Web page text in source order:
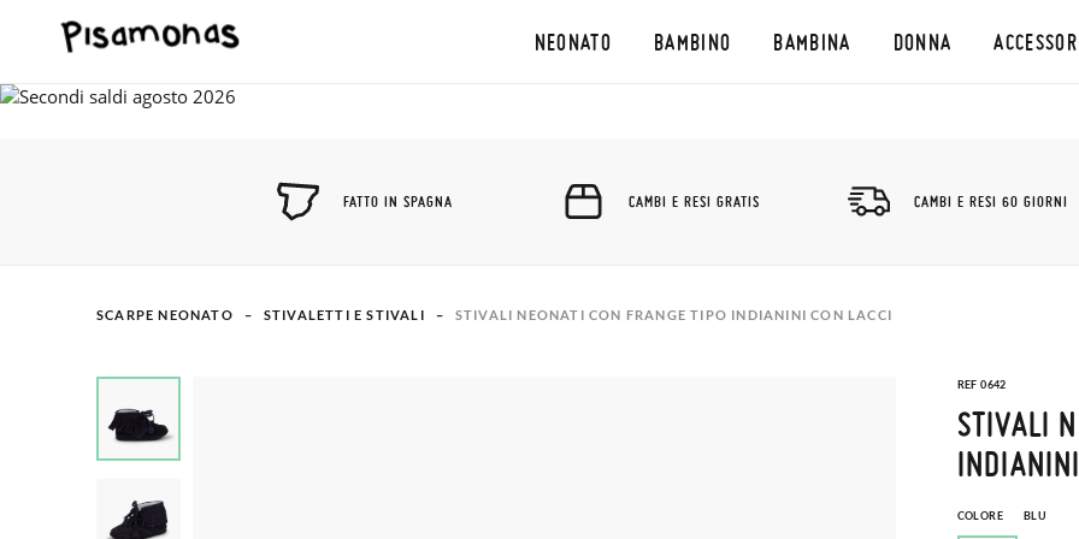
NEONATO BAMBINO BAMBINA DONNA
FATTO IN SPAGNA CAMBI E RESI GRATIS CAMBI E RESI 60 GIORNI
SCARPE NEONATO STIVALETTI E STIVALI STIVALI NEONATI CON FRANGE TIPO INDIANINI CON LACCI
REF 0642
STIVALI
COLORE BLU